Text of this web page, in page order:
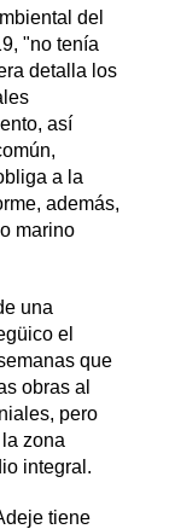
del
"no tenía
detalla los
así
a la
además,
marino
una
el
que
obras al
pero
zona
integral.
tiene